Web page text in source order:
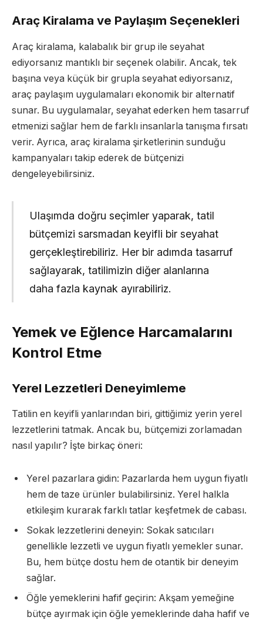
Araç Kiralama ve Paylaşım Seçenekleri
Araç kiralama, kalabalık bir grup ile seyahat
ediyorsanız mantıklı bir seçenek olabilir. Ancak, tek
başına veya küçük bir grupla seyahat ediyorsanız,
araç paylaşım uygulamaları ekonomik bir alternatif
sunar. Bu uygulamalar, seyahat ederken hem tasarruf
etmenizi sağlar hem de farklı insanlarla tanışma fırsatı
verir. Ayrıca, araç kiralama şirketlerinin sunduğu
kampanyaları takip ederek de bütçenizi
dengeleyebilirsiniz.
Ulaşımda doğru seçimler yaparak, tatil
bütçemizi sarsmadan keyifli bir seyahat
gerçekleştirebiliriz. Her bir adımda tasarruf
sağlayarak, tatilimizin diğer alanlarına
daha fazla kaynak ayırabiliriz.
Yemek ve Eğlence Harcamalarını
Kontrol Etme
Yerel Lezzetleri Deneyimleme
Tatilin en keyifli yanlarından biri, gittiğimiz yerin yerel
lezzetlerini tatmak. Ancak bu, bütçemizi zorlamadan
nasıl yapılır? İşte birkaç öneri:
Yerel pazarlara gidin: Pazarlarda hem uygun fiyatlı
hem de taze ürünler bulabilirsiniz. Yerel halkla
etkileşim kurarak farklı tatlar keşfetmek de cabası.
Sokak lezzetlerini deneyin: Sokak satıcıları
genellikle lezzetli ve uygun fiyatlı yemekler sunar.
Bu, hem bütçe dostu hem de otantik bir deneyim
sağlar.
Öğle yemeklerini hafif geçirin: Akşam yemeğine
bütçe ayırmak için öğle yemeklerinde daha hafif ve